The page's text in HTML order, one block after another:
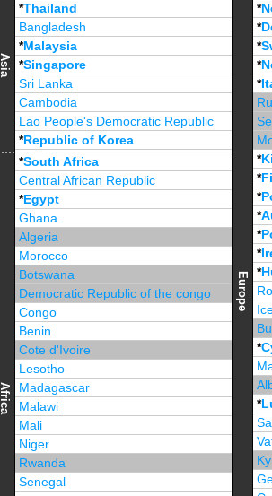
Asia
*Thailand
Bangladesh
*Malaysia
*Singapore
Sri Lanka
Cambodia
Lao People's Democratic Republic
*Republic of Korea
Brunei Darussalam
Africa
*South Africa
Central African Republic
*Egypt
Ghana
Algeria
Morocco
Botswana
Democratic Republic of the congo
Congo
Benin
Cote d'Ivoire
Lesotho
Madagascar
Malawi
Mali
Niger
Rwanda
Senegal
Europe
*
*
*
*
*
*
*
*
*
*
*
*
*
*